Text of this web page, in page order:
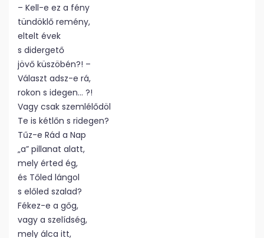
– Kell-e ez a fény
tündöklő remény,
eltelt évek
s didergető
jövő küszöbén?! –
Választ adsz-e rá,
rokon s idegen… ?!
Vagy csak szemlélődöl
Te is kétlőn s ridegen?
Tűz-e Rád a Nap
„a” pillanat alatt,
mely érted ég,
és Tőled lángol
s előled szalad?
Fékez-e a gőg,
vagy a szelídség,
mely álca itt,